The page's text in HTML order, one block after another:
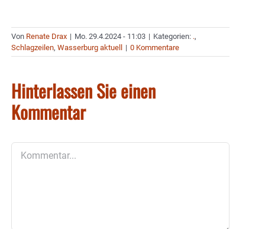
Von Renate Drax | Mo. 29.4.2024 - 11:03 | Kategorien: .,
Schlagzeilen, Wasserburg aktuell | 0 Kommentare
Hinterlassen Sie einen
Kommentar